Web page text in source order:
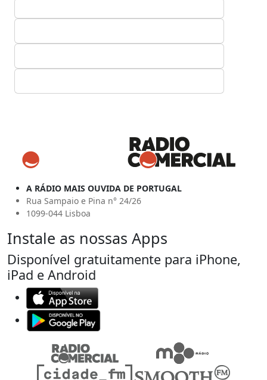
A RÁDIO MAIS OUVIDA DE PORTUGAL
Rua Sampaio e Pina n° 24/26
1099-044 Lisboa
Instale as nossas Apps
Disponível gratuitamente para iPhone,
iPad e Android